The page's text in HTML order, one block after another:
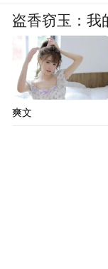
盗香窃玉：我
爽文